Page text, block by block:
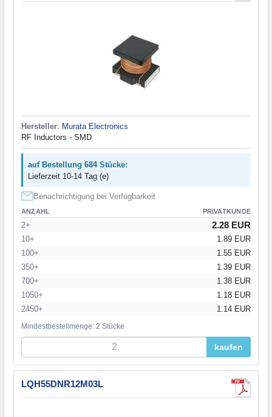
Hersteller: Murata Electronics
RF Inductors - SMD
auf Bestellung 684 Stücke:
Lieferzeit 10-14 Tag (e)
Benachrichtigung bei Verfügbarkeit
ANZAHL PRIVATKUNDE
2+ 2.28 EUR
10+
1.89 EUR
100+
1.55 EUR
350+
1.39 EUR
700+
1.38 EUR
1050+
1.18 EUR
2450+
1.14 EUR
Mindestbestellmenge: 2 Stücke
kaufen
LQH55DNR12M03L